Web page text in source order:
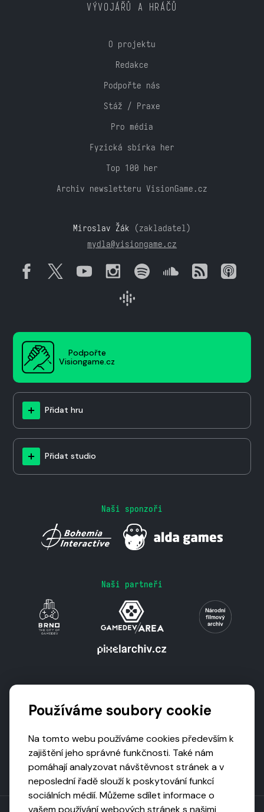
VÝVOJÁŘŮ A HRÁČŮ
O projektu
Redakce
Podpořte nás
Stáž / Praxe
Pro média
Fyzická sbírka her
Top 100 her
Archiv newsletteru VisionGame.cz
Miroslav Žák (zakladatel)
mydla@visiongame.cz
Podpořte
Visiongame.cz
Přidat hru
Přidat studio
Naši sponzoři
Naši partneři
Používáme soubory cookie
Na tomto webu používáme cookies především k
zajištění jeho správné funkčnosti. Také nám
pomáhají analyzovat návštěvnost stránek a v
neposlední řadě slouží k poskytování funkcí
sociálních médií. Můžeme sdílet informace o
vašem používání webových stránek s našimi